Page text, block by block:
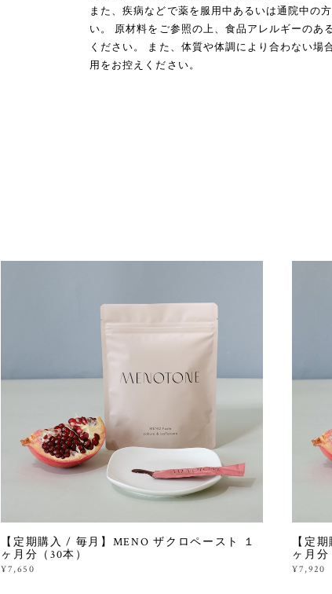
また、疾病などで薬を服用中あるいは通院中の
い。 原材料をご参照の上、食品アレルギーのあ
ください。 また、体質や体調により合わない場
用をお控えください。
【定期購入 / 毎月】MENO ザクロペースト １
ヶ月分（30本）
¥7,650
【定
ヶ月分
¥7,920